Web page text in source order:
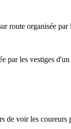
route organisée
par les vestiges
de voir les coureurs